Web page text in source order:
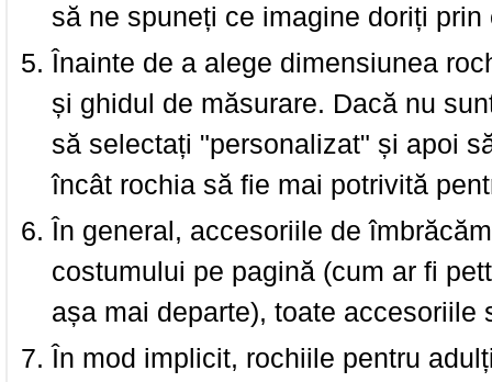
să ne spuneți ce imagine doriți prin
Înainte de a alege dimensiunea
și ghidul de măsurare. Dacă nu
să selectați "personalizat" și apoi
încât rochia să fie mai potrivită
În general, accesoriile de
costumului pe pagină (cum ar fi
așa mai departe), toate accesoriile
În mod implicit, rochiile pentru